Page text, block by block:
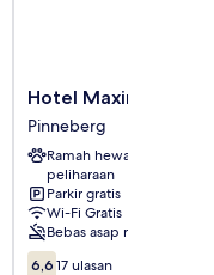
Hotel
Maximo
Pinneberg
Hotel Maximo
Pinneberg
Ramah hewan
peliharaan
Parkir gratis
Wi-Fi Gratis
Bebas asap rokok
6.6
6,6 17 ulasan